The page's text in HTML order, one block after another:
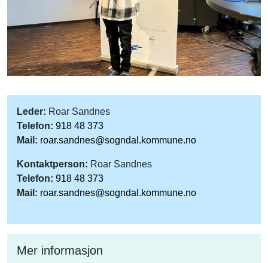
Leder: Roar Sandnes
Telefon: 918 48 373
Mail: roar.sandnes@sogndal.kommune.no
Kontaktperson: Roar Sandnes
Telefon: 918 48 373
Mail: roar.sandnes@sogndal.kommune.no
Mer informasjon